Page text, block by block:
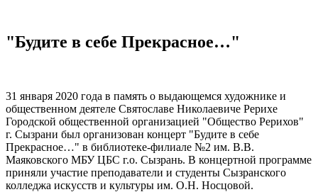
"Будите в себе Прекрасное…"
31 января 2020 года в память о выдающемся художнике и
общественном деятеле Святославе Николаевиче Рерихе
Городской общественной организацией "Общество Рерихов"
г. Сызрани был организован концерт "Будите в себе
Прекрасное…" в библиотеке-филиале №2 им. В.В.
Маяковского МБУ ЦБС г.о. Сызрань. В концертной программе
приняли участие преподаватели и студенты Сызранского
колледжа искусств и культуры им. О.Н. Носцовой.